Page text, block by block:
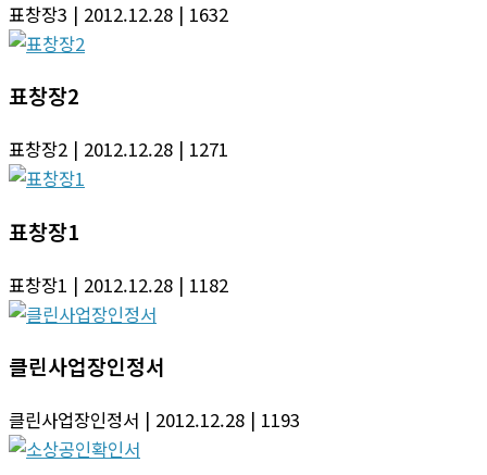
표창장3 | 2012.12.28 | 1632
표창장2
표창장2 | 2012.12.28 | 1271
표창장1
표창장1 | 2012.12.28 | 1182
클린사업장인정서
클린사업장인정서 | 2012.12.28 | 1193